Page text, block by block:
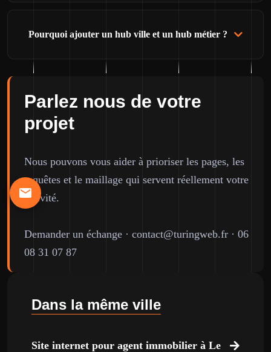
Pourquoi ajouter un hub ville et un hub métier ?
Parlez nous de votre
projet
Nous pouvons vous aider à prioriser les pages, les
requêtes et le maillage qui servent réellement votre
activité.
Demander un échange · contact@turingweb.fr · 06
08 31 07 87
Dans la même ville
Site internet pour agent immobilier à Le